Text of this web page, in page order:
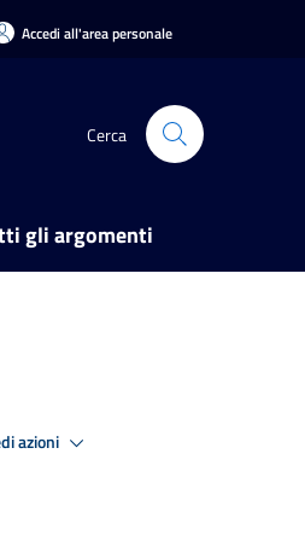
Accedi all'area personale
Cerca
gli argomenti
azioni